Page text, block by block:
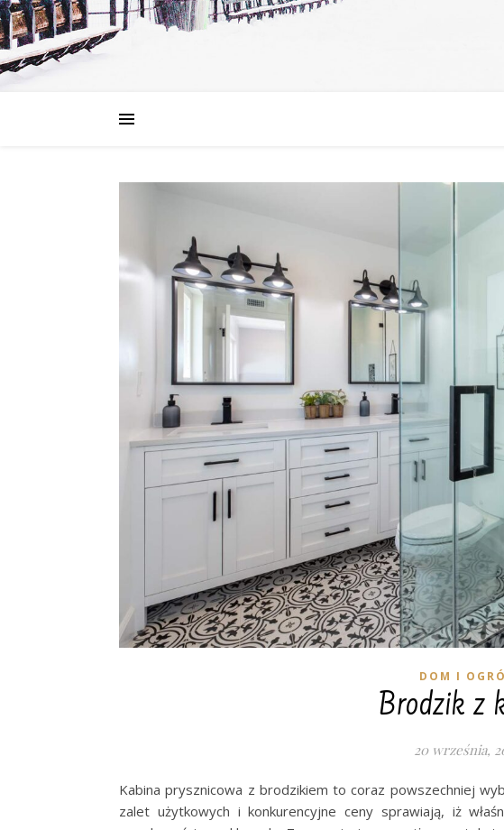
DOM I
Brodzik z
20 września,
Kabina prysznicowa z brodzikiem to coraz powszechniej
zalet użytkowych i konkurencyjne ceny sprawiają, iż